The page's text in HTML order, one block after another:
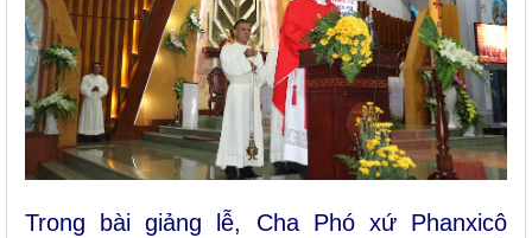
Trong bài giảng lễ, Cha Phó xứ Phanxicô